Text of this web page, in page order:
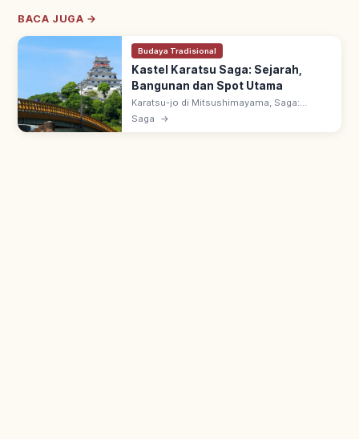
BACA JUGA →
Budaya Tradisional
Kastel Karatsu Saga: Sejarah,
Bangunan dan Spot Utama
Karatsu-jo di Mitsushimayama, Saga:
dijuluki 'Maizuru-jo'. Dibangun 1602–1608
oleh Terazawa Hirotaka, daimyo pertama
Saga →